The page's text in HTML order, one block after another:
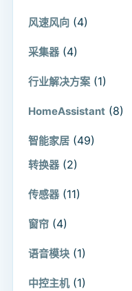
风速风向 (4)
采集器 (4)
行业解决方案 (1)
HomeAssistant (8)
智能家居 (49)
转换器 (2)
传感器 (11)
窗帘 (4)
语音模块 (1)
中控主机 (1)